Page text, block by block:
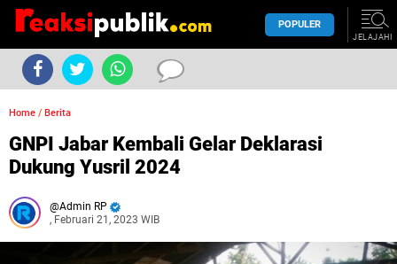
POPULER
JELAJAHI
Home / Berita
GNPI Jabar Kembali Gelar Deklarasi
Dukung Yusril 2024
Admin RP
, Februari 21, 2023 WIB